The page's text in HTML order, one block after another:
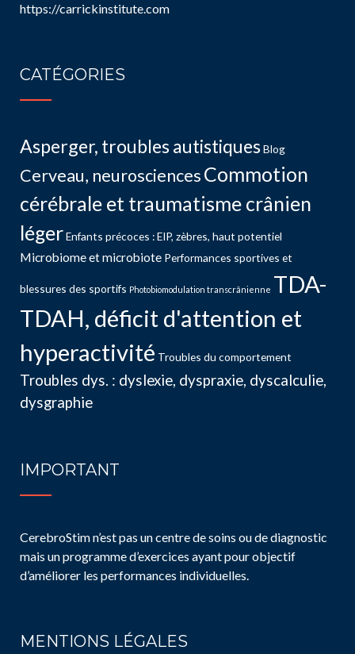
https://carrickinstitute.com
CATÉGORIES
Asperger, troubles autistiquesBlog
Cerveau, neurosciencesCommotion
cérébrale et traumatisme crânien
légerEnfants précoces : EIP, zèbres, haut potentiel
Microbiome et microbiote Performances sportives et
blessures des sportifs Photobiomodulation transcrânienne TDA-
TDAH, déficit d'attention et
hyperactivité Troubles du comportement
Troubles dys. : dyslexie, dyspraxie, dyscalculie,
dysgraphie
IMPORTANT
CerebroStim n’est pas un centre de soins ou de diagnostic
mais un programme d’exercices ayant pour objectif
d’améliorer les performances individuelles.
MENTIONS LÉGALES